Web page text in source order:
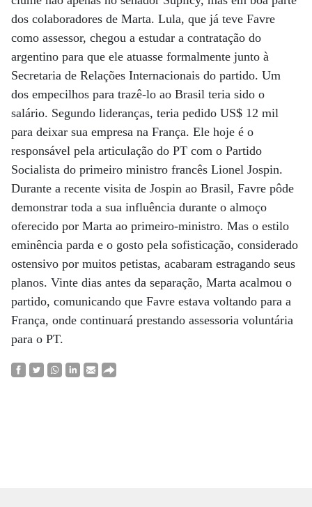
dos colaboradores de Marta. Lula, que já teve Favre
como assessor, chegou a estudar a contratação do
argentino para que ele atuasse formalmente junto à
Secretaria de Relações Internacionais do partido. Um
dos empecilhos para trazê-lo ao Brasil teria sido o
salário. Segundo lideranças, teria pedido US$ 12 mil
para deixar sua empresa na França. Ele hoje é o
responsável pela articulação do PT com o Partido
Socialista do primeiro ministro francês Lionel Jospin.
Durante a recente visita de Jospin ao Brasil, Favre pôde
demonstrar toda a sua influência durante o almoço
oferecido por Marta ao primeiro-ministro. Mas o estilo
eminência parda e o gosto pela sofisticação, considerado
ostensivo por muitos petistas, acabaram estragando seus
planos. Vinte dias antes da separação, Marta acalmou o
partido, comunicando que Favre estava voltando para a
França, onde continuará prestando assessoria voluntária
para o PT.